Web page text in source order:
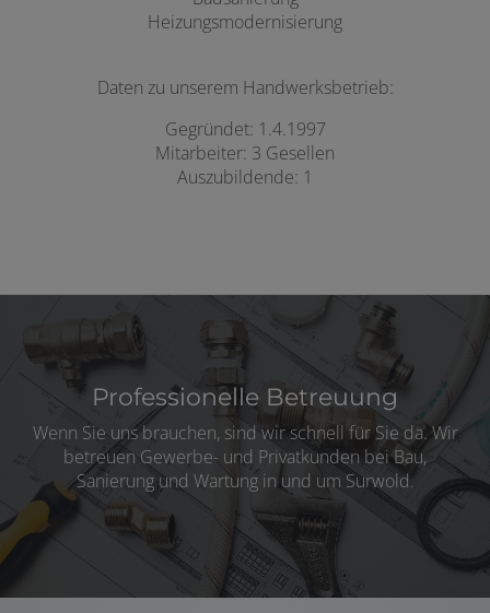
Heizungsmodernisierung
Daten zu unserem Handwerksbetrieb:
Gegründet: 1.4.1997
Mitarbeiter: 3 Gesellen
Auszubildende: 1
Professionelle Betreuung
Wenn Sie uns brauchen, sind wir schnell für Sie da. Wir
betreuen Gewerbe- und Privatkunden bei Bau,
Sanierung und Wartung in und um Surwold.